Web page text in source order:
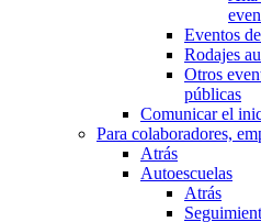
Eventos
Rodajes
Otros
públicas
Comunicar el
Para colaboradores,
Atrás
Autoescuelas
Atrás